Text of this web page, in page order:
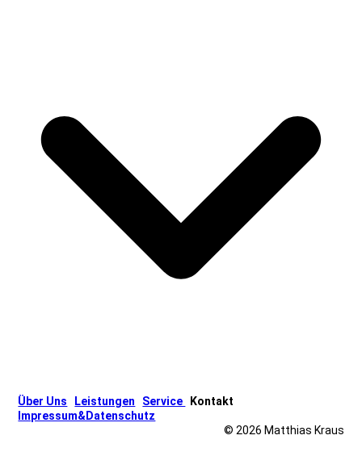
Über Uns Leistungen Service
Kontakt
Impressum&Datenschutz
© 2026 Matthias Kraus